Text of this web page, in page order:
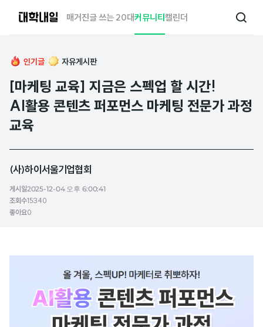
매거진글 쓰는 20대커뮤니티캘린더
검
인기글 자유게시판
[마케팅 교육] 지금은 스펙업 할 시간!
AI활용 콘텐츠 퍼포먼스 마케팅 전문가 과정
교육
(사)하이서울기업협회
게시일2025-12-04 오후 6:00:41
조회수15340
좋아요0